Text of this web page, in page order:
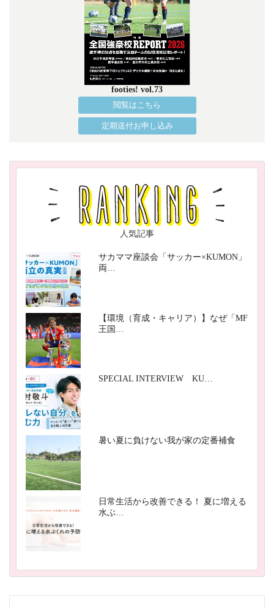
footies! vol.73
閲覧はこちら
定期送付お申し込み
人気記事
サカママ座談会「サッカー×KUMON」
両…
【環境（育成・キャリア）】なぜ「MF
王国…
SPECIAL INTERVIEW KU…
暑い夏に負けない我が家の定番補食
日常生活から改善できる！ 夏に増える
水ぶ…